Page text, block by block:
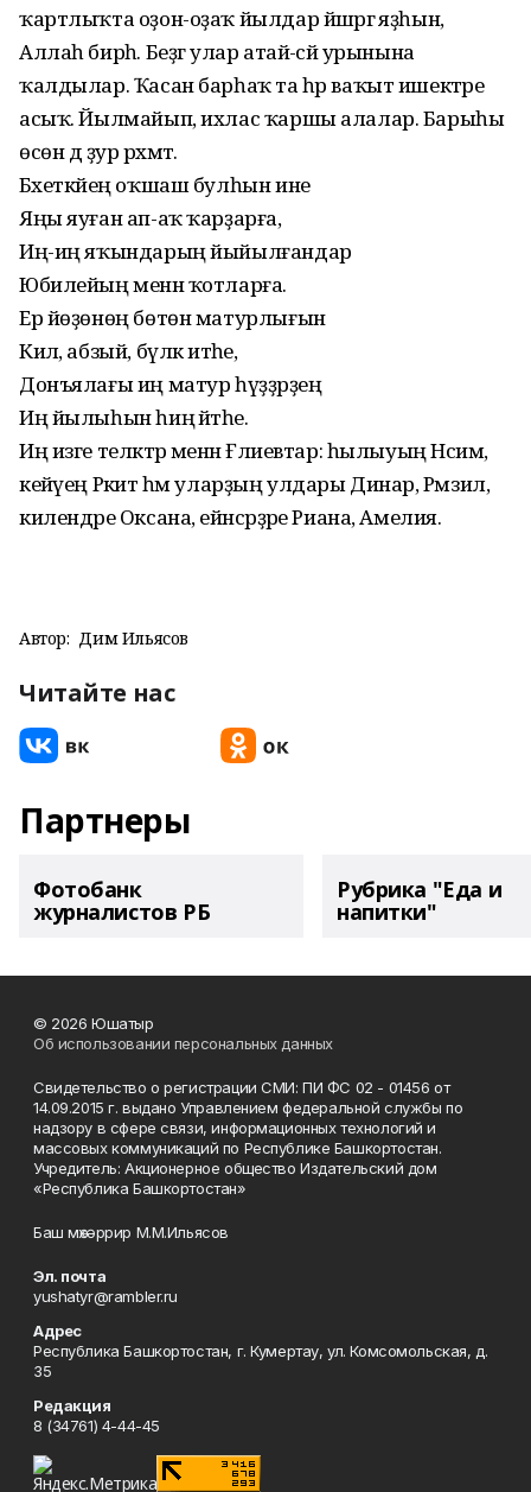
ҡартлыҡта оҙон-оҙаҡ йылдар йәшәргә яҙһын,
Аллаһ бирһә. Беҙгә улар атай-әсәй урынына
ҡалдылар. Ҡасан барһаҡ та һәр ваҡыт ишектәре
асыҡ. Йылмайып, ихлас ҡаршы алалар. Барыһы
өсөн дә ҙур рәхмәт.
Бәхеткәйең оҡшаш булһын ине
Яңы яуған ап-аҡ ҡарҙарға,
Иң-иң яҡындарың йыйылғандар
Юбилейың менән ҡотларға.
Ер йөҙөнөң бөтөн матурлығын
Килә, абзый, бүләк итәһе,
Донъялағы иң матур һүҙҙәрҙең
Иң йылыһын һиңә әйтәһе.
Иң изге теләктәр менән Ғәлиевтар: һылыуың Нәсимә,
кейәүең Рәкит һәм уларҙың улдары Динар, Рәмзил,
килендәре Оксана, ейәнсәрҙәре Риана, Амелия.
Автор: Дим Ильясов
Читайте нас
Партнеры
Фотобанк
журналистов РБ
Рубрика "Еда и
напитки"
© 2026 Юшатыр
Об использовании персональных данных
Свидетельство о регистрации СМИ: ПИ ФС 02 - 01456 от
14.09.2015 г. выдано Управлением федеральной службы по
надзору в сфере связи, информационных технологий и
массовых коммуникаций по Республике Башкортостан.
Учредитель: Акционерное общество Издательский дом
«Республика Башкортостан»
Баш мөхәррир М.М.Ильясов
Эл. почта
yushatyr@rambler.ru
Адрес
Республика Башкортостан, г. Кумертау, ул. Комсомольская, д.
35
Редакция
8 (34761) 4-44-45